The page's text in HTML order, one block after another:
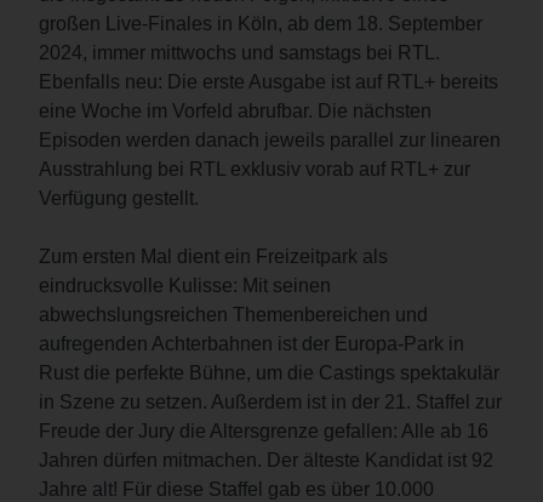
großen Live-Finales in Köln, ab dem 18. September
2024, immer mittwochs und samstags bei RTL.
Ebenfalls neu: Die erste Ausgabe ist auf RTL+ bereits
eine Woche im Vorfeld abrufbar. Die nächsten
Episoden werden danach jeweils parallel zur linearen
Ausstrahlung bei RTL exklusiv vorab auf RTL+ zur
Verfügung gestellt.
Zum ersten Mal dient ein Freizeitpark als
eindrucksvolle Kulisse: Mit seinen
abwechslungsreichen Themenbereichen und
aufregenden Achterbahnen ist der Europa-Park in
Rust die perfekte Bühne, um die Castings spektakulär
in Szene zu setzen. Außerdem ist in der 21. Staffel zur
Freude der Jury die Altersgrenze gefallen: Alle ab 16
Jahren dürfen mitmachen. Der älteste Kandidat ist 92
Jahre alt! Für diese Staffel gab es über 10.000